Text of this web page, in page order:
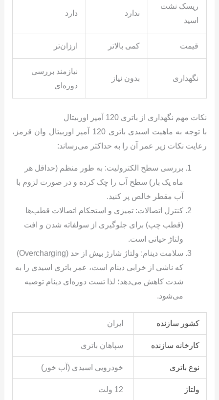
ریسک نشت
اسید
ندارد دارد
قیمت کمی بالاتر ارزان‌تر
نگهداری بدون نیاز
نیازمند بررسی
دوره‌ای
نکات مهم نگهداری از باتری 120 آمپر اوربیتال
با توجه به ماهیت اسیدی باتری 120 آمپر اوربیتال وان قرمز،
رعایت نکات زیر عمر آن را به حداکثر می‌رساند:
بررسی سطح الکترولیت: به طور منظم (حداقل هر
ماه یک بار) سطح آب را چک کرده و در صورت لزوم با
آب مقطر خالص پر کنید.
کنترل اتصالات: تمیزی و استحکام اتصالات قطب‌ها
(قطب چپ) برای جلوگیری از سولفاته شدن و افت
ولتاژ حیاتی است.
سلامت دینام: ولتاژ شارژ بیش از حد (Overcharging)
که ناشی از خرابی دینام است، عمر باتری اسیدی را به
شدت کاهش می‌دهد؛ لذا تست دوره‌ای دینام توصیه
می‌شود.
کشور سازنده ایران
کارخانه سازنده سپاهان باتری
نوع باتری خودرویی اسیدی (آب خور)
ولتاژ 12 ولت